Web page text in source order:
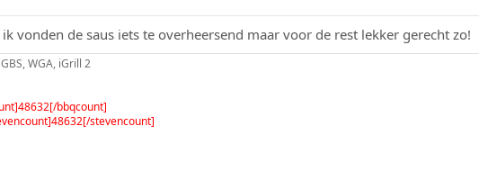
ik vonden de saus iets te overheersend maar voor de rest lekker gerecht zo!
WGA, iGrill 2
bbqcount]
stevencount]